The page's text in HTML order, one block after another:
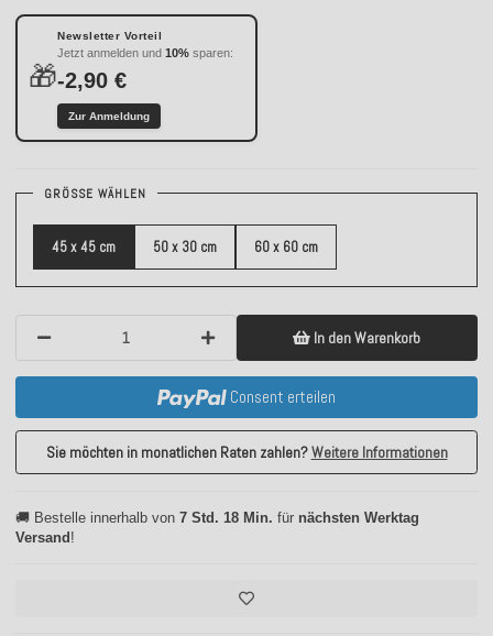
🎁
Newsletter Vorteil
Jetzt anmelden und 10% sparen:
-2,90 €
Zur Anmeldung
GRÖSSE WÄHLEN
45 x 45 cm 50 x 30 cm 60 x 60 cm
In den Warenkorb
Consent erteilen
Sie möchten in monatlichen Raten zahlen?Weitere Informationen
🚚 Bestelle innerhalb von 7 Std. 18 Min. für nächsten Werktag
Versand !